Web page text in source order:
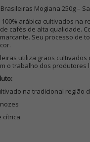
Mogiana 250g –
arábica cultivados na
cafés de alta qualidade.
Seu processo de
utiliza grãos
o trabalho dos produtores
na tradicional região
cítrica